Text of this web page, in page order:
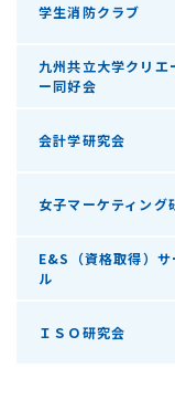
学生消防クラブ
九州共立大学クリエ
ー同好会
会計学研究会
女子マーケティング
E&S（資格取得）サ
ル
ＩＳＯ研究会